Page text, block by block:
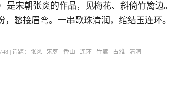
是宋朝张炎的作品，见梅花、斜倚竹篱边。
愁接眉弯。一串歌珠清润，绾结玉连环。
748 | 话题： 张炎 宋朝 香山 连环 竹篱 古雅 清润